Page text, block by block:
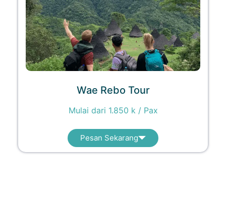
Wae Rebo Tour
Mulai dari 1.850 k / Pax
Pesan Sekarang